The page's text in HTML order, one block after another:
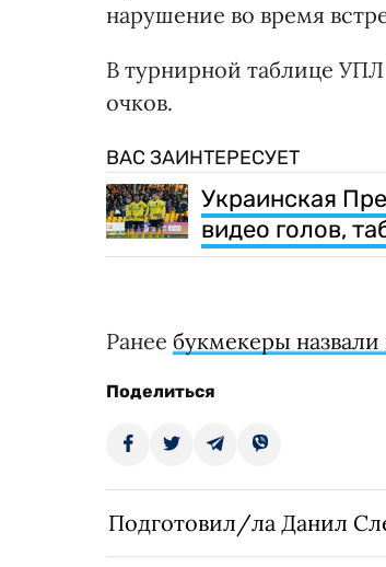
нарушение во время
В турнирной таблице
очков.
ВАС ЗАИНТЕРЕСУЕТ
Украинская
видео голов,
Ранее букмекеры назвали
Поделиться
Подготовил/ла Данил